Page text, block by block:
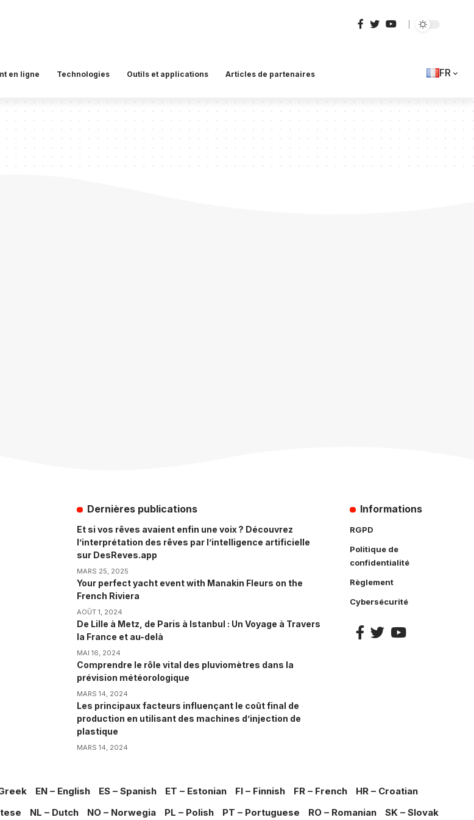
en ligne Technologies Outils et applications Articles de partenaires FR
Dernières publications
Et si vos rêves avaient enfin une voix ? Découvrez
l’interprétation des rêves par l’intelligence artificielle
sur DesReves.app
MARS 25, 2025
Your perfect yacht event with Manakin Fleurs on the
French Riviera
AOÛT 1, 2024
De Lille à Metz, de Paris à Istanbul : Un Voyage à Travers
la France et au-delà
MAI 16, 2024
Comprendre le rôle vital des pluviomètres dans la
prévision météorologique
MARS 14, 2024
Les principaux facteurs influençant le coût final de
production en utilisant des machines d’injection de
plastique
MARS 14, 2024
Informations
RGPD
Politique de
confidentialité
Règlement
Cybersécurité
EN – English ES – Spanish ET – Estonian FI – Finnish FR – French
HR – Croatian
NL – Dutch NO – Norwegia PL – Polish PT – Portuguese RO – Romanian SK – Slovak